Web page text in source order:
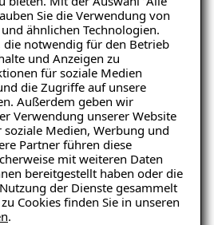
Sie die Verwendung von
ähnlichen Technologien.
die notwendig für den Betrieb
und Anzeigen zu
für soziale Medien
die Zugriffe auf unsere
Außerdem geben wir
Verwendung unserer Website
Medien, Werbung und
Partner führen diese
mit weiteren Daten
bereitgestellt haben oder die
der Dienste gesammelt
Cookies finden Sie in unseren
.
hilft eine